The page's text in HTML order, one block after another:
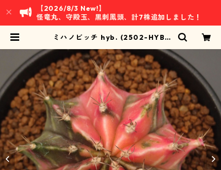
【2026/8/3 New!】
怪竜丸、守殿玉、黒刺鳳頭、計7株追加しました！
ミハノビッチ hyb. (2502-HYB1
緑 BAN RYOKU